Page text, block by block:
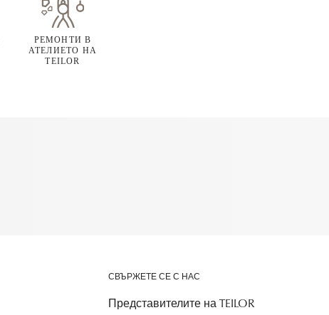
РЕМОНТИ В
АТЕЛИЕТО НА
TEILOR
СВЪРЖЕТЕ СЕ С НАС
Представителите на TEILOR